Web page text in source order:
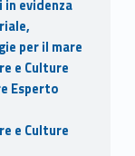
evidenza
per il mare
e Culture
Esperto
e Culture